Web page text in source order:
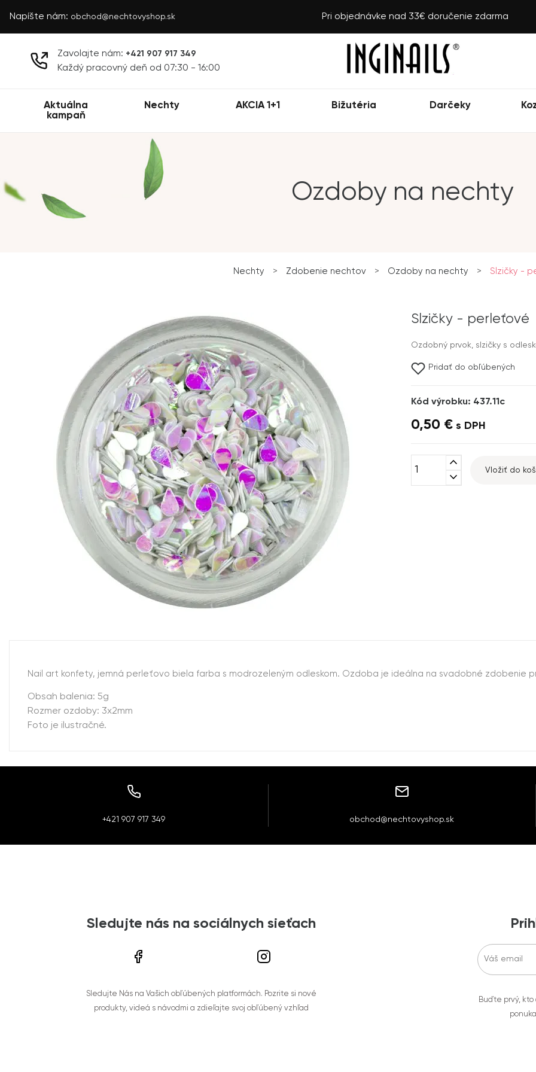
Napíšte nám: obchod@nechtovyshop.sk Pri objednávke nad 33€ doručenie zdarma
Zavolajte nám: +421 907 917 349
Každý pracovný deň od 07:30 - 16:00
Aktuálna
kampaň
Nechty AKCIA 1+1 Bižutéria Darčeky
Ozdoby na nechty
Nechty > Zdobenie nechtov > Ozdoby na nechty > Slzičky -
Slzičky - perleťové
Ozdobný prvok, slzičky s
Pridať do obľúbených
Kód výrobku: 437.11c
0,50 € s DPH
expand_less
expand_more
Vložiť do
Nail art konfety, jemná perleťovo biela farba s modrozeleným odleskom. Ozdoba je ideálna na svadobné zdobenie
Obsah balenia: 5g
Rozmer ozdoby: 3x2mm
Foto je ilustračné.
+421 907 917 349 obchod@nechtovyshop.sk
Sledujte nás na sociálnych sieťach
Sledujte Nás na Vašich obľúbených platformách. Pozrite si nové
produkty, videá s návodmi a zdieľajte svoj obľúbený vzhľad
Buďte prvý,